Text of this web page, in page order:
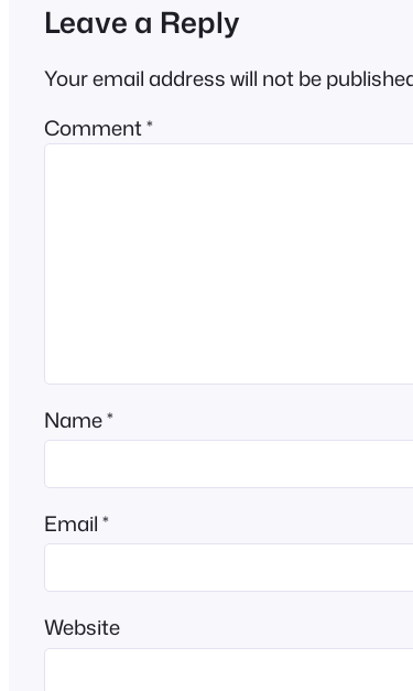
Leave a Reply
Your email address will not be
Comment*
Name*
Email*
Website